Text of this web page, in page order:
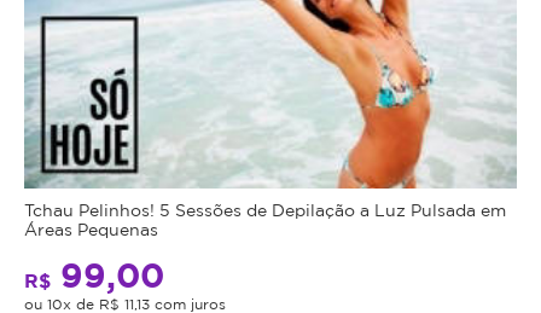
Tchau Pelinhos! 5 Sessões de Depilação a Luz Pulsada em
Áreas Pequenas
R$ 99,00
ou 10x de R$ 11,13 com juros